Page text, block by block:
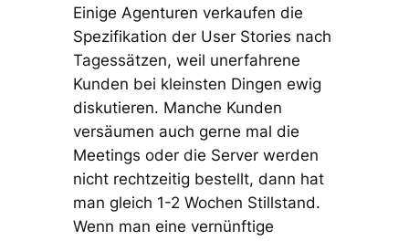
Einige Agenturen verkaufen die
Spezifikation der User Stories nach
Tagessätzen, weil unerfahrene
Kunden bei kleinsten Dingen ewig
diskutieren. Manche Kunden
versäumen auch gerne mal die
Meetings oder die Server werden
nicht rechtzeitig bestellt, dann hat
man gleich 1-2 Wochen Stillstand.
Wenn man eine vernünftige